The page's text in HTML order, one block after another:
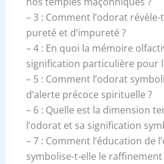
– 3 : Comment l’odorat
pureté et d’impureté ?
– 4 : En quoi la mémoire
signification particulière pour
– 5 : Comment l’odorat
d’alerte précoce spirituelle ?
– 6 : Quelle est la dimension
l’odorat et sa signification
– 7 : Comment l’éducation de
symbolise-t-elle le